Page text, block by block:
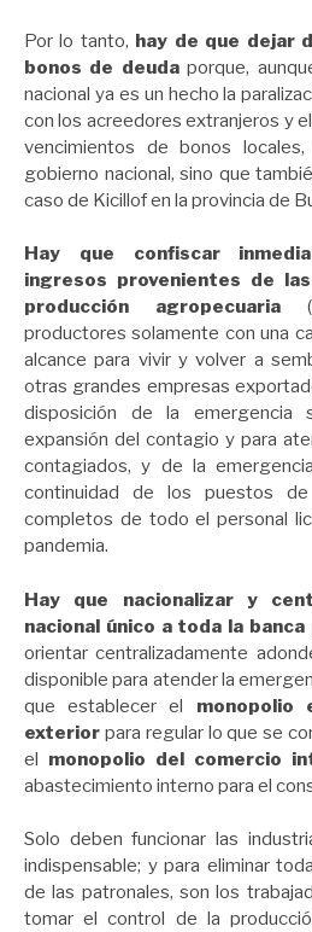
Por lo tanto, hay de que dejar
bonos de deudaporque,
nacional ya es un hecho la
con los acreedores extranjeros y
vencimientos de bonos
gobierno nacional, sino que
caso de Kicillof en la provincia de
Hay que confiscar
ingresos provenientes de
producción agropecuaria
productores solamente con una
alcance para vivir y volver a
otras grandes empresas
disposición de la emergencia
expansión del contagio y para
contagiados, y de la
continuidad de los puestos
completos de todo el personal
pandemia.
Hay que nacionalizar y
nacional único a toda la
orientar centralizadamente
disponible para atender la
que establecer el monopolio
exterior para regular lo que se
el monopolio del comercio
abastecimiento interno para el
Solo deben funcionar las
indispensable; y para eliminar
de las patronales, son los
tomar el control de la